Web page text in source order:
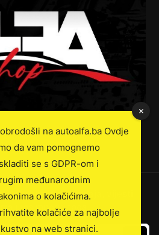
ekskluzivna prodaja, vijesti
i još mnogo toga!
na autoalfa.ba Ovdje
da vam pomognemo
se s GDPR-om i
međunarodnim
o kolačićima.
kolačiće za najbolje
na web stranici.